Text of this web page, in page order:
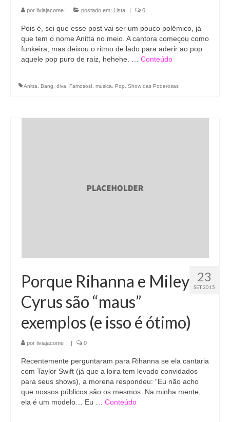
por liviajacome | postado em: Lista | 0
Pois é, sei que esse post vai ser um pouco polêmico, já
que tem o nome Anitta no meio. A cantora começou como
funkeira, mas deixou o ritmo de lado para aderir ao pop
aquele pop puro de raiz, hehehe. … Conteúdo
Anitta Bang diva Famosos! música Pop Show das Poderosas
23
SET 2015
Porque Rihanna e Miley
Cyrus são “maus”
exemplos (e isso é ótimo)
por liviajacome 0
Recentemente perguntaram para Rihanna se ela cantaria
com Taylor Swift (já que a loira tem levado convidados
para seus shows), a morena respondeu: “Eu não acho
que nossos públicos são os mesmos. Na minha mente,
ela é um modelo… Eu … Conteúdo